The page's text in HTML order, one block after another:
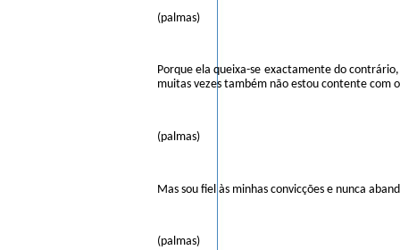
(palmas)
Porque ela queixa-se exactamente do
muitas vezes também não estou contente com
(palmas)
Mas sou fiel às minhas convicções e nunca
(palmas)